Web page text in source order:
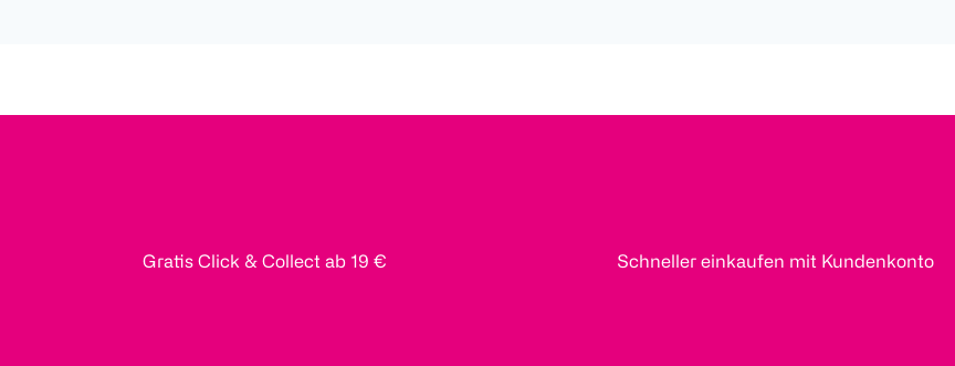
Gratis Click & Collect ab 19 € Schneller einkaufen mit Kundenkonto